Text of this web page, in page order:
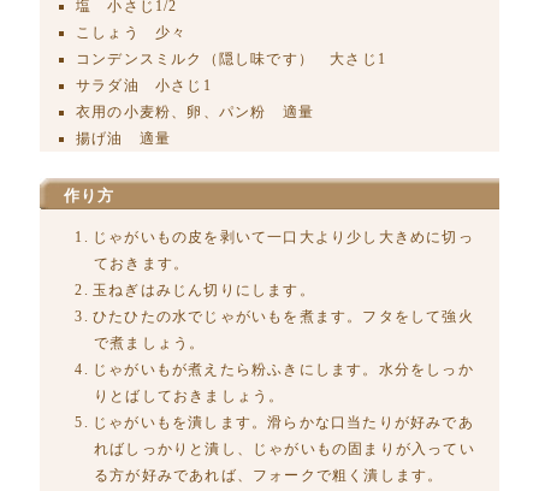
塩 小さじ1/2
こしょう 少々
コンデンスミルク（隠し味です） 大さじ1
サラダ油 小さじ1
衣用の小麦粉、卵、パン粉 適量
揚げ油 適量
作り方
じゃがいもの皮を剥いて一口大より少し大きめに切っ
ておきます。
玉ねぎはみじん切りにします。
ひたひたの水でじゃがいもを煮ます。フタをして強火
で煮ましょう。
じゃがいもが煮えたら粉ふきにします。水分をしっか
りとばしておきましょう。
じゃがいもを潰します。滑らかな口当たりが好みであ
ればしっかりと潰し、じゃがいもの固まりが入ってい
る方が好みであれば、フォークで粗く潰します。